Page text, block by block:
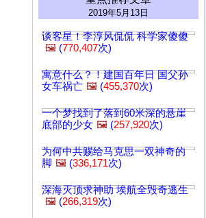
2019年5月13日
谈客星！李淳风侃侃 科学家傻傻
🖼️ (770,407次)
寓意什么？！建国百年日 国父孙
女车祸亡 🖼️ (455,370次)
一个梦找到了落到60米深的悬崖
底部的少女 🖼️ (257,920次)
为何中共赐给马克思一双神奇的
脚 🖼️ (336,171次)
深海灭顶求神助 埃航全毁奇逃生
🖼️ (266,319次)